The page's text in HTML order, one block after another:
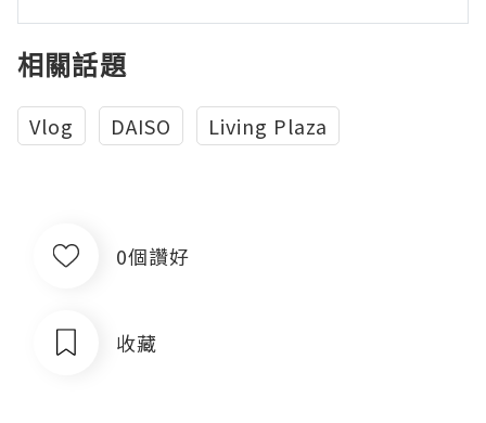
相關話題
Vlog DAISO Living Plaza
0個讚好
收藏